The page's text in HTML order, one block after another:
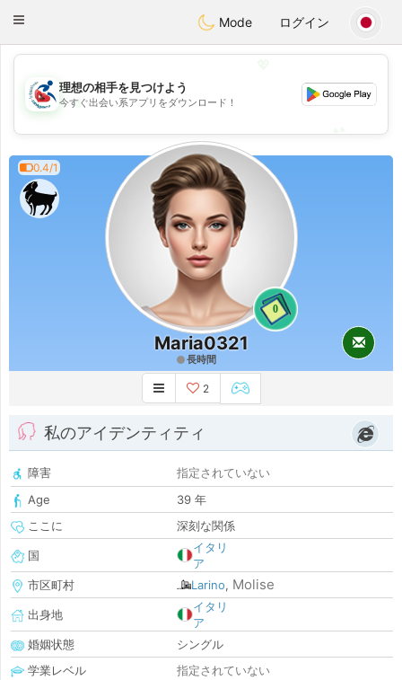
Handi Space
Toggle
Mode ログイン
💖
💕
理想の相手を見つけよう
今すぐ出会い系アプリをダウンロード！
0.4/1
0
Maria0321
長時間
2
私のアイデンティティ
障害
指定されていない
Age
39 年
ここに
深刻な関係
国
イタリ
ア
市区町村
Larino, Molise
出身地
イタリ
ア
婚姻状態
シングル
学業レベル
指定されていない